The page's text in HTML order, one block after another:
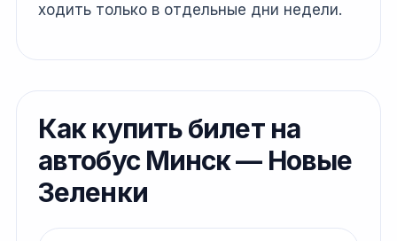
ходить только в отдельные дни недели.
Как купить билет на
автобус Минск — Новые
Зеленки